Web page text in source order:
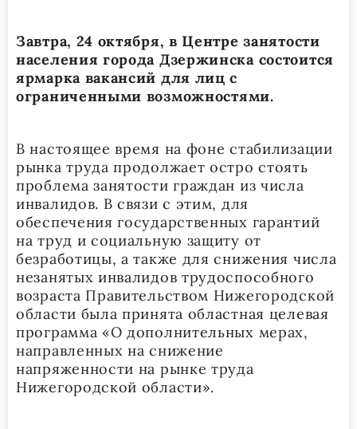
Завтра, 24 октября, в Центре занятости
населения города Дзержинска состоится
ярмарка вакансий для лиц с
ограниченными возможностями.
В настоящее время на фоне стабилизации
рынка труда продолжает остро стоять
проблема занятости граждан из числа
инвалидов. В связи с этим, для
обеспечения государственных гарантий
на труд и социальную защиту от
безработицы, а также для снижения числа
незанятых инвалидов трудоспособного
возраста Правительством Нижегородской
области была принята областная целевая
программа «О дополнительных мерах,
направленных на снижение
напряженности на рынке труда
Нижегородской области».